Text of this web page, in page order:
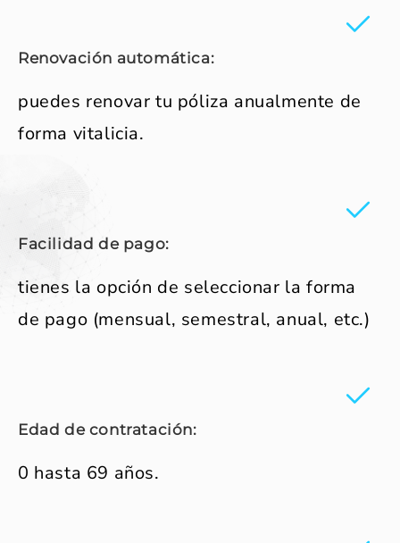
Renovación automática:
puedes renovar tu póliza anualmente de
forma vitalicia.
Facilidad de pago:
tienes la opción de seleccionar la forma
de pago (mensual, semestral, anual, etc.)
Edad de contratación:
0 hasta 69 años.